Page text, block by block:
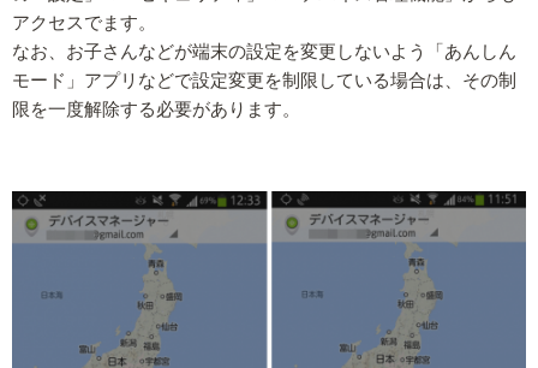
アクセスでます。
なお、お子さんなどが端末の設定を変更しないよう「あんしん
モード」アプリなどで設定変更を制限している場合は、その制
限を一度解除する必要があります。